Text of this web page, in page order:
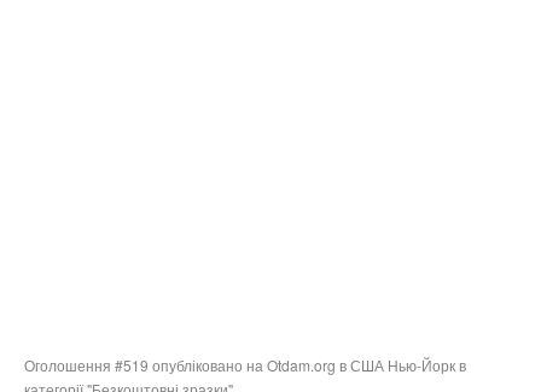
Оголошення #519 опубліковано на Otdam.org в США Нью-Йорк в